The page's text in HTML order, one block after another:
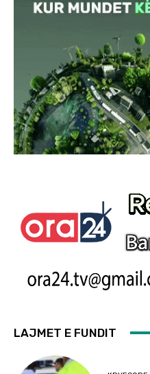
LAJMET E FUNDIT